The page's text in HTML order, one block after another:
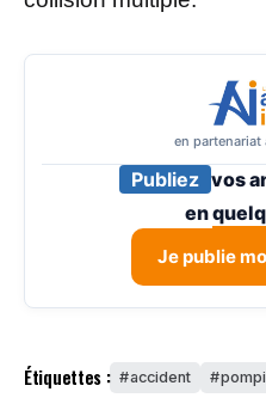
en partenariat
Publiez vos
en
Je publie
Étiquettes : accident